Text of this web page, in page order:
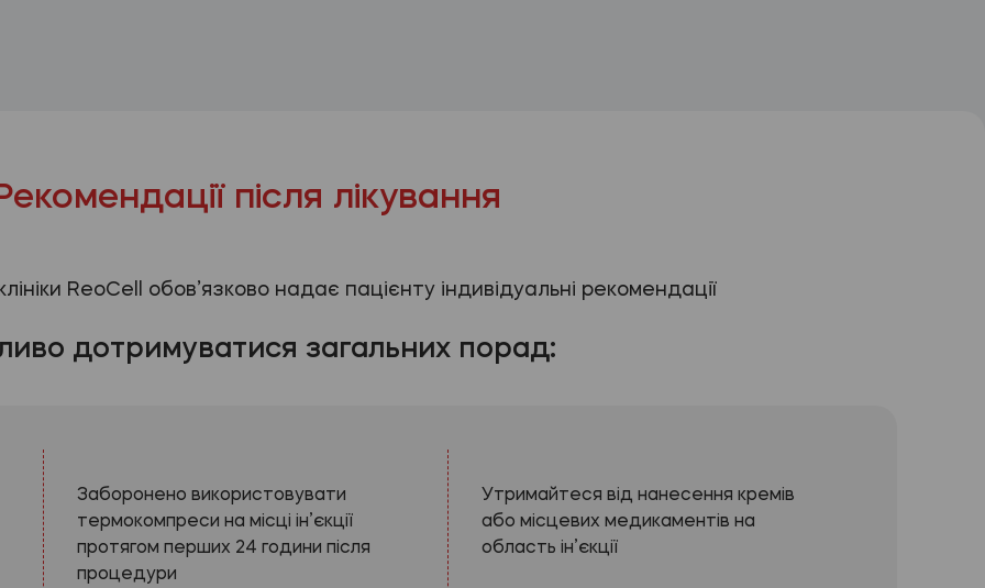
після лікування
ReoCell обов’язково надає пацієнту індивідуальні рекомендації
дотримуватися загальних порад:
Заборонено використовувати
термокомпреси на місці ін’єкції
протягом перших 24 години після
процедури
Утримайтеся від нанесення кремів
або місцевих медикаментів на
область ін’єкції